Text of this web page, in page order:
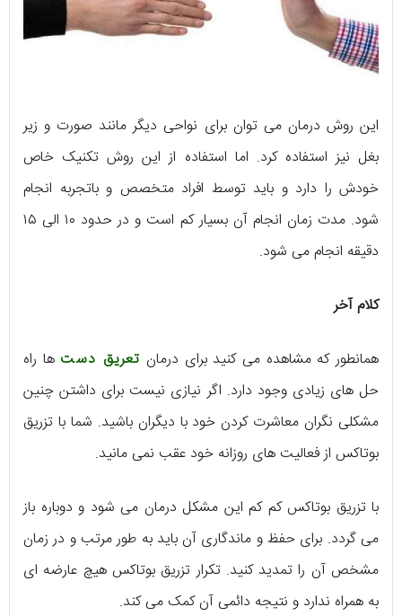
این روش درمان می توان برای نواحی دیگر مانند صورت و زیر
بغل نیز استفاده کرد. اما استفاده از این روش تکنیک خاص
خودش را دارد و باید توسط افراد متخصص و باتجربه انجام
شود. مدت زمان انجام آن بسیار کم است و در حدود ۱۰ الی ۱۵
دقیقه انجام می شود.
کلام آخر
همانطور که مشاهده می کنید برای درمان تعریق دست ها راه
حل های زیادی وجود دارد. اگر نیازی نیست برای داشتن چنین
مشکلی نگران معاشرت کردن خود با دیگران باشید. شما با تزریق
بوتاکس از فعالیت های روزانه خود عقب نمی مانید.
با تزریق بوتاکس کم کم این مشکل درمان می شود و دوباره باز
می گردد. برای حفظ و ماندگاری آن باید به طور مرتب و در زمان
مشخص آن را تمدید کنید. تکرار تزریق بوتاکس هیچ عارضه ای
به همراه ندارد و نتیجه دائمی آن کمک می کند.